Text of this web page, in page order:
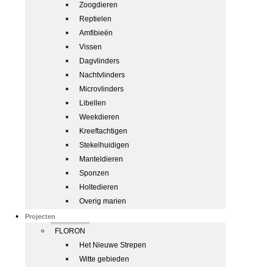
Zoogdieren
Reptielen
Amfibieën
Vissen
Dagvlinders
Nachtvlinders
Microvlinders
Libellen
Weekdieren
Kreeftachtigen
Stekelhuidigen
Manteldieren
Sponzen
Holtedieren
Overig marien
Projecten
FLORON
Het Nieuwe Strepen
Witte gebieden